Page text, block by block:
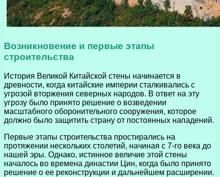
Возникновение и первые этапы
строительства
История Великой Китайской стены начинается в
древности, когда китайские империи сталкивались с
угрозой вторжения северных народов. В ответ на эту
угрозу было принято решение о возведении
масштабного оборонительного сооружения, которое
должно было защитить страну от постоянных нападений.
Первые этапы строительства простирались на
протяжении нескольких столетий, начиная с 7-го века до
нашей эры. Однако, истинное величие этой стены
началось во времена династии Цин, когда было принято
решение о ее реконструкции и дальнейшем расширении.